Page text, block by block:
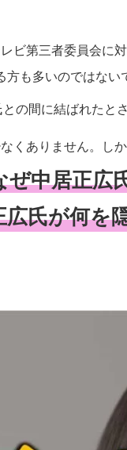
ビ第三者委員会に
方も多いのではな
の間に結ばれたと
くありません。しか
ぜ中居正広
広氏が何を